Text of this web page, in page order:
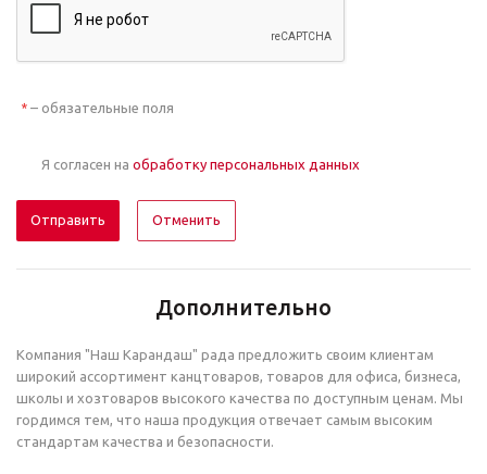
* – обязательные поля
Я согласен на обработку персональных данных
Отменить
Дополнительно
Компания "Наш Карандаш" рада предложить своим клиентам
широкий ассортимент канцтоваров, товаров для офиса, бизнеса,
школы и хозтоваров высокого качества по доступным ценам. Мы
гордимся тем, что наша продукция отвечает самым высоким
стандартам качества и безопасности.